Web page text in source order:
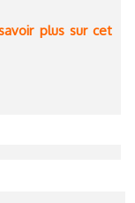
plus sur cet